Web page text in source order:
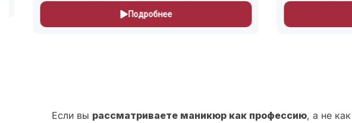
Подробнее
Если вы рассматриваете маникюр как профессию, а не как